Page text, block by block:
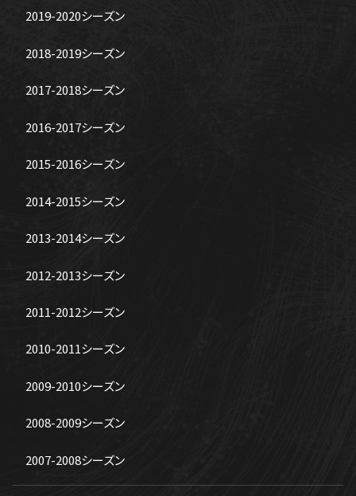
2019-2020シーズン
2018-2019シーズン
2017-2018シーズン
2016-2017シーズン
2015-2016シーズン
2014-2015シーズン
2013-2014シーズン
2012-2013シーズン
2011-2012シーズン
2010-2011シーズン
2009-2010シーズン
2008-2009シーズン
2007-2008シーズン